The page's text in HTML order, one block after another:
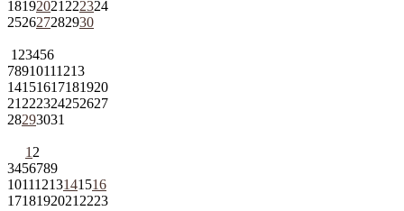
18192021 222324
252627282930
1 23456
78910111213
14151617181920
21 222324252627
28293031
1 2
3456789
10111213141516
1718192021 2223